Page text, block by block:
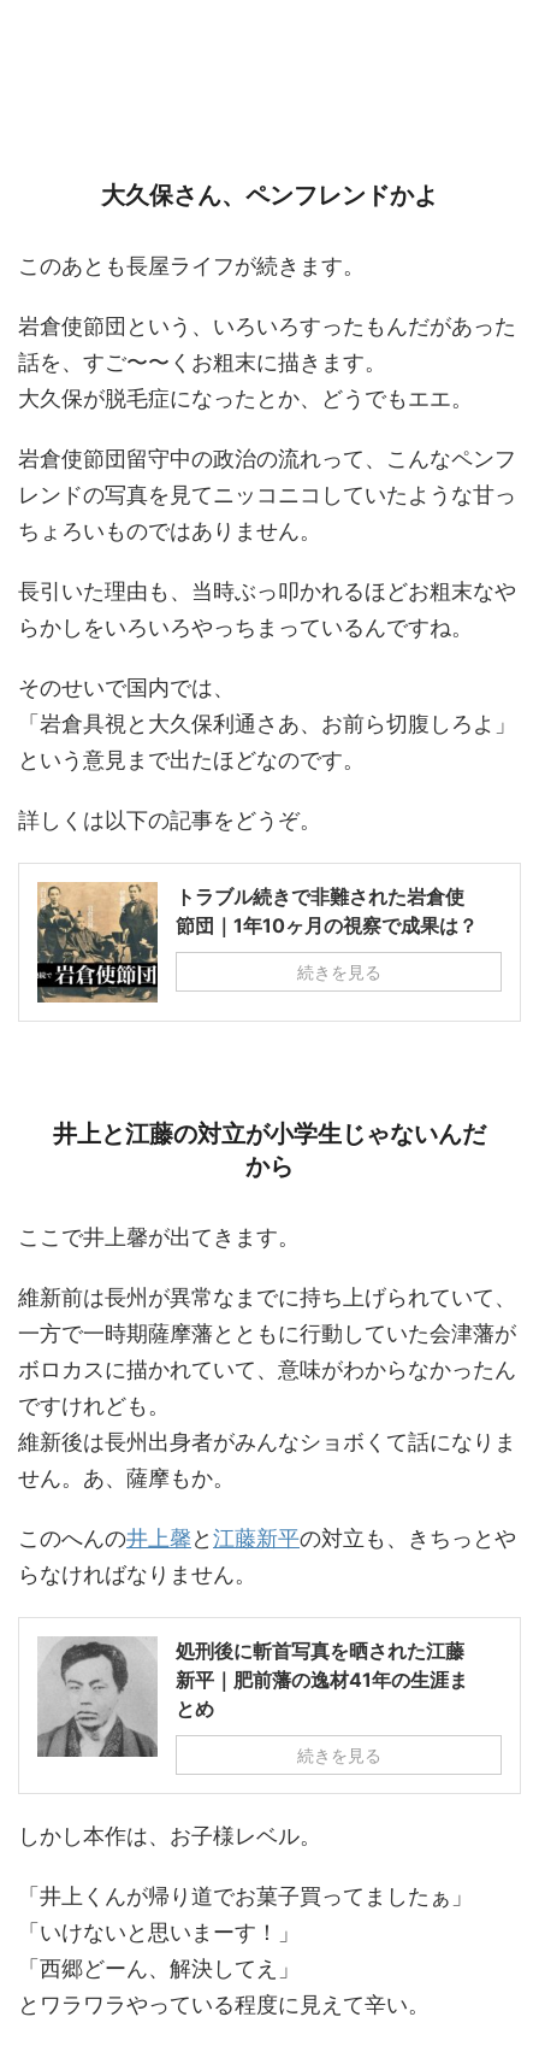
大久保さん、ペンフレンドかよ
このあとも長屋ライフが続きます。
岩倉使節団という、いろいろすったもんだがあった
話を、すご〜〜くお粗末に描きます。
大久保が脱毛症になったとか、どうでもエエ。
岩倉使節団留守中の政治の流れって、こんなペンフ
レンドの写真を見てニッコニコしていたような甘っ
ちょろいものではありません。
長引いた理由も、当時ぶっ叩かれるほどお粗末なや
らかしをいろいろやっちまっているんですね。
そのせいで国内では、
「岩倉具視と大久保利通さあ、お前ら切腹しろよ」
という意見まで出たほどなのです。
詳しくは以下の記事をどうぞ。
トラブル続きで非難された岩倉使
節団｜1年10ヶ月の視察で成果は？
続きを見る
井上と江藤の対立が小学生じゃないんだ
から
ここで井上馨が出てきます。
維新前は長州が異常なまでに持ち上げられていて、
一方で一時期薩摩藩とともに行動していた会津藩が
ボロカスに描かれていて、意味がわからなかったん
ですけれども。
維新後は長州出身者がみんなショボくて話になりま
せん。あ、薩摩もか。
このへんの井上馨と江藤新平の対立も、きちっとや
らなければなりません。
処刑後に斬首写真を晒された江藤
新平｜肥前藩の逸材41年の生涯ま
とめ
続きを見る
しかし本作は、お子様レベル。
「井上くんが帰り道でお菓子買ってましたぁ」
「いけないと思いまーす！」
「西郷どーん、解決してえ」
とワラワラやっている程度に見えて辛い。